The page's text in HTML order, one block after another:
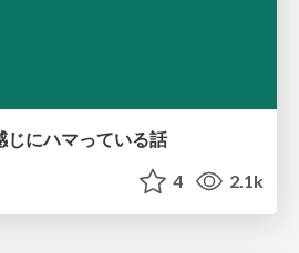
じにハマっている話
4 2.1k